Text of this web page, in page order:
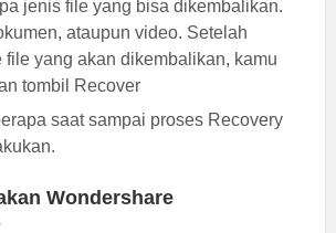
jenis file yang bisa dikembalikan.
ataupun video. Setelah
file yang akan dikembalikan, kamu
tombil Recover
saat sampai proses Recovery
Wondershare